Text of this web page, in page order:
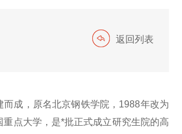
返回列表
成，原名北京钢铁学院，1988年改为
点大学，是*批正式成立研究生院的高